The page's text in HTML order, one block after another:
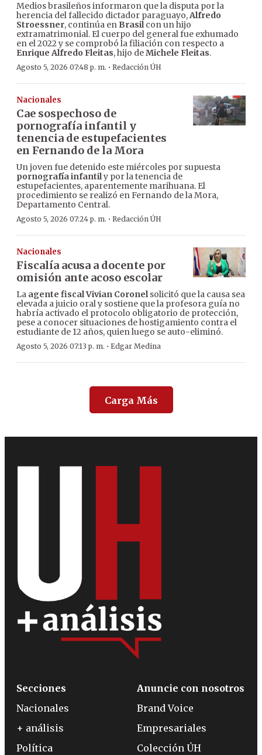
Medios brasileños informaron que la disputa por la
herencia del fallecido dictador paraguayo,Alfredo
Stroessner, continúa en Brasilcon un hijo
extramatrimonial. El cuerpo del general fue exhumado
en el 2022 y se comprobó la filiación con respecto a
Enrique Alfredo Fleitas, hijo deMichele Fleitas.
Agosto 5, 2026 07:48 p. m. · Redacción ÚH
Nacionales
Cae sospechoso de
pornografía infantil y
tenencia de estupefacientes
en Fernando de la Mora
Un joven fue detenido este miércoles por supuesta
pornografía infantily por la tenencia de
estupefacientes, aparentemente marihuana. El
procedimiento se realizó en Fernando de la Mora,
Departamento Central.
Agosto 5, 2026 07:24 p. m. · Redacción ÚH
Nacionales
Fiscalía acusa a docente por
omisión ante acoso escolar
La agente fiscal Vivian Coronelsolicitó que la causa sea
elevada a juicio oral y sostiene que la profesora guía no
habría activado el protocolo obligatorio de protección,
pese a conocer situaciones de hostigamiento contra el
estudiante de 12 años, quien luego se auto-eliminó.
Agosto 5, 2026 07:13 p. m. · Edgar Medina
Carga Más
Secciones
Nacionales
+ análisis
Política
Anuncie con nosotros
Brand Voice
Empresariales
Colección ÚH